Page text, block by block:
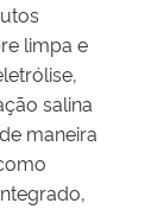
limpa e
salina
maneira